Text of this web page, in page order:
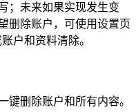
；未来如果实现发生变
删除账户，可使用设置页
户和资料清除。
键删除账户和所有内容。